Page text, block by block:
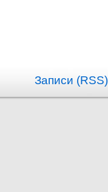
Записи (RSS)